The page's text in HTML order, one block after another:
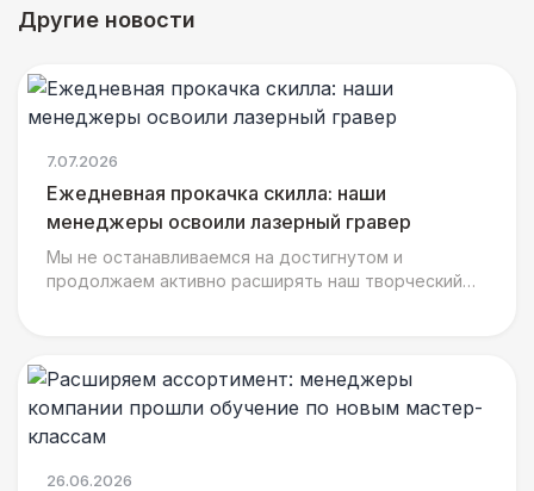
Другие новости
7.07.2026
Ежедневная прокачка скилла: наши
менеджеры освоили лазерный гравер
Мы не останавливаемся на достигнутом и
продолжаем активно расширять наш творческий
26.06.2026